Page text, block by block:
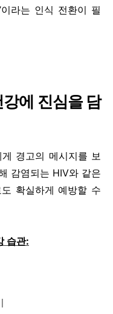
라는 인식 전환이 필
강에 진심을 담
경고의 메시지를 보
감염되는 HIV와 같은
확실하게 예방할 수
습관: